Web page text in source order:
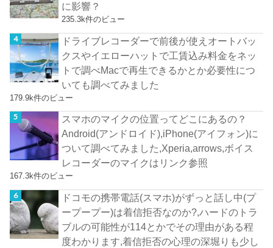
に影響？
235.3k件のビュー
ドライブレコーダーで前後が使えオートバッ
クスやイエローハットで工賃込み料金をネッ
トで調べMacで再生できるかとか必要性につ
いても調べてみました
179.9k件のビュー
スマホのマイクの位置ってどこにあるの？
Android(アンドロイド),iPhone(アイフォン)に
ついて調べてみました,Xperia,arrows,ボイス
レコーダーのマイクはリンク参照
167.3k件のビュー
ドコモの携帯電話(スマホ)がずっと話し中(プ
ープープー)は着信拒否なのか?,ハードのトラ
ブルの可能性が114とかでその理由がある程
度わかります,着信拒否の心理の深堀りも少し